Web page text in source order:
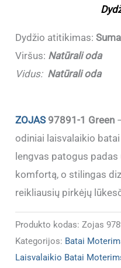
(Sumažinti
1
dydžiu
Dydžio atitikimas:
Viršus: Natūrali oda
Vidus: Natūrali oda
ZOJAS97891-1 Green
odiniai laisvalaikio
lengvas patogus
komfortą, o stilingas
reikliausių pirkėjų
Produkto kodas:Zojas
Kategorijos: Batai
Laisvalaikio Batai